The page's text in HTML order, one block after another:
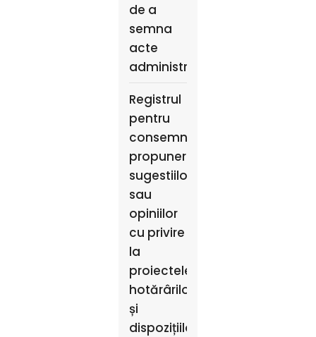
de a
semna
acte
administrative
Registrul
pentru
consemnarea
propunerilor,
sugestiilor
sau
opiniilor
cu privire
la
proiectele
hotărârilor
și
dispozițiilor